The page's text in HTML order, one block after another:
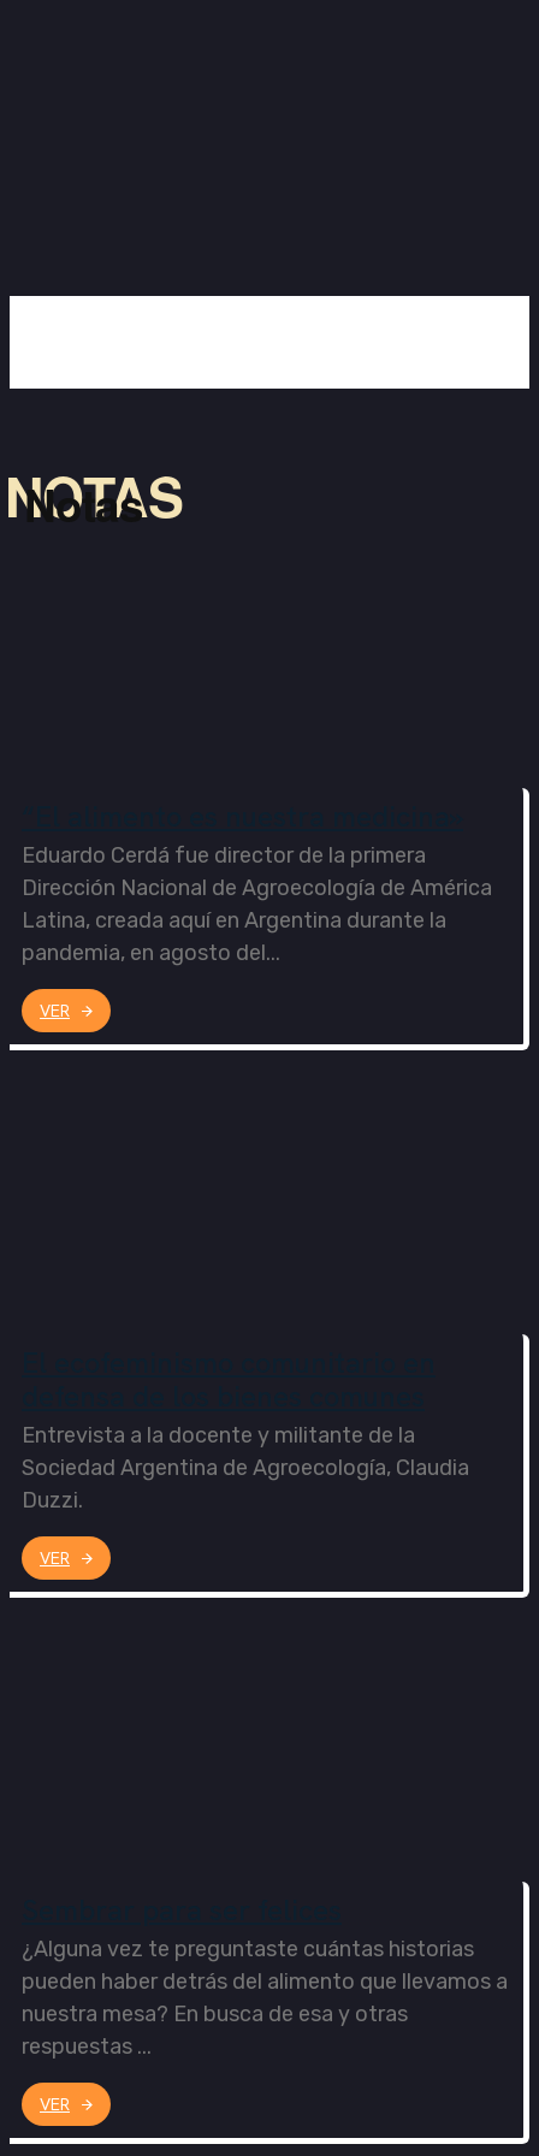
Notas
NOTAS
Eduardo Cerdá fue director de la primera
Dirección Nacional de Agroecología de América
Latina, creada aquí en Argentina durante la
pandemia, en agosto del...
VER
Entrevista a la docente y militante de la
Sociedad Argentina de Agroecología, Claudia
Duzzi.
VER
¿Alguna vez te preguntaste cuántas historias
pueden haber detrás del alimento que llevamos a
nuestra mesa? En busca de esa y otras
respuestas ...
VER